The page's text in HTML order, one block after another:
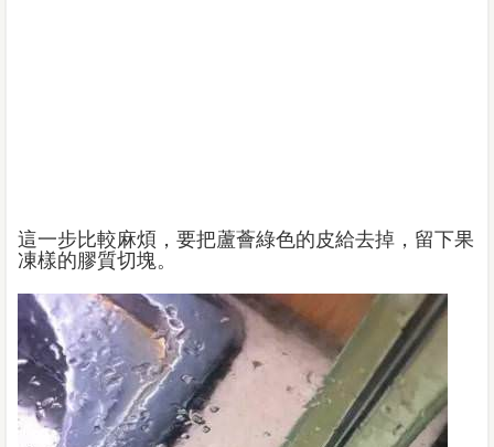
這一步比較麻煩，要把蘆薈綠色的皮給去掉，留下果
凍樣的膠質切塊。